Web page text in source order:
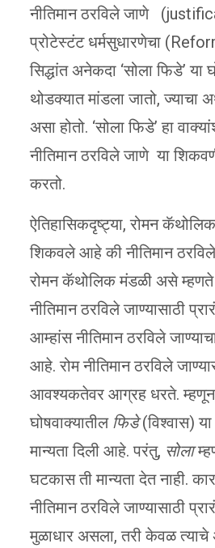
नीतिमान ठरविले जाणे
प्रोटेस्टंट धर्मसुधारणेचा
सिद्धांत अनेकदा ‘सोला फिडे’ या
थोडक्यात मांडला जातो, ज्याचा
असा होतो. ‘सोला फिडे’ हा
नीतिमान ठरविले जाणे या
करतो.
ऐतिहासिकदृष्ट्या, रोमन
शिकवले आहे की नीतिमान ठरविले
रोमन कॅथोलिक मंडळी असे म्हणते
नीतिमान ठरविले जाण्यासाठी
आम्हांस नीतिमान ठरविले
आहे. रोम नीतिमान ठरविले
आवश्यकतेवर आग्रह धरते.
घोषवाक्यातील फिडे(विश्वास)
मान्यता दिली आहे. परंतु, सोला
घटकास ती मान्यता देत नाही.
नीतिमान ठरविले जाण्यासाठी
मुळाधार असला, तरी केवळ त्याचे